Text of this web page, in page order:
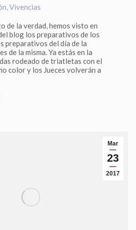
,Vivencias
de la verdad, hemos visto en
blog los preparativos de los
preparativos del día de la
de la misma. Ya estás en la
rodeado de triatletas con el
color y los Jueces volverán a
Mar
23
2017